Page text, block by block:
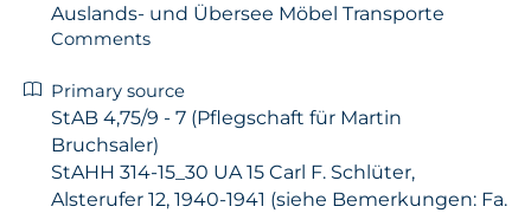
Auslands- und Übersee Möbel Transporte
Comments
Primary source
StAB 4,75/9 - 7 (Pflegschaft für Martin
Bruchsaler)
StAHH 314-15_30 UA 15 Carl F. Schlüter,
Alsterufer 12, 1940-1941 (siehe Bemerkungen: Fa.